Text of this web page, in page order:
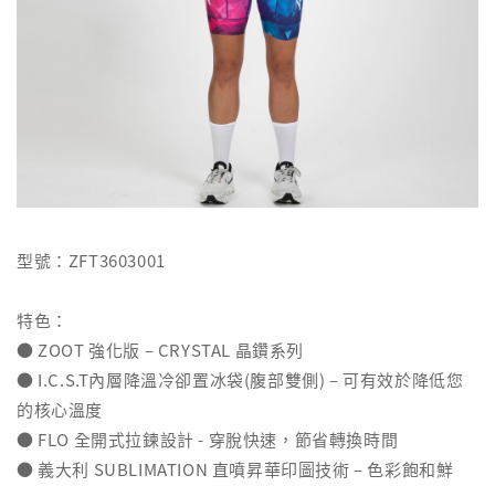
型號：ZFT3603001
特色：
● ZOOT 強化版 – CRYSTAL 晶鑽系列
● I.C.S.T內層降溫冷卻置冰袋(腹部雙側) – 可有效於降低您
的核心溫度
● FLO 全開式拉鍊設計 - 穿脫快速，節省轉換時間
● 義大利 SUBLIMATION 直噴昇華印圖技術 – 色彩飽和鮮